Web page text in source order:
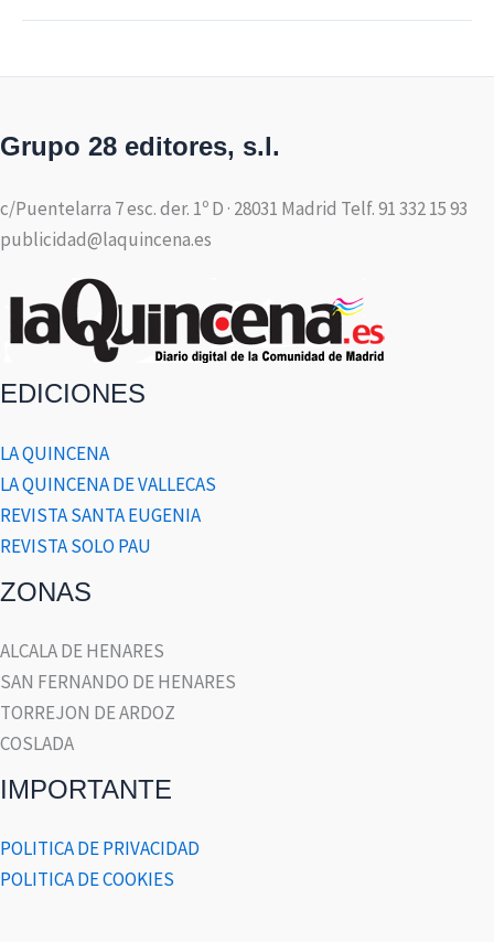
Grupo 28 editores, s.l.
c/Puentelarra 7 esc. der. 1º D · 28031 Madrid Telf. 91 332 15 93
publicidad@laquincena.es
EDICIONES
LA QUINCENA
LA QUINCENA DE VALLECAS
REVISTA SANTA EUGENIA
REVISTA SOLO PAU
ZONAS
ALCALA DE HENARES
SAN FERNANDO DE HENARES
TORREJON DE ARDOZ
COSLADA
IMPORTANTE
POLITICA DE PRIVACIDAD
POLITICA DE COOKIES